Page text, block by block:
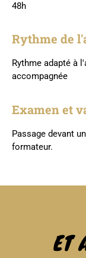
48h
Rythme de
Rythme adapté à
accompagnée
Examen et
Passage devant
formateur.
ET